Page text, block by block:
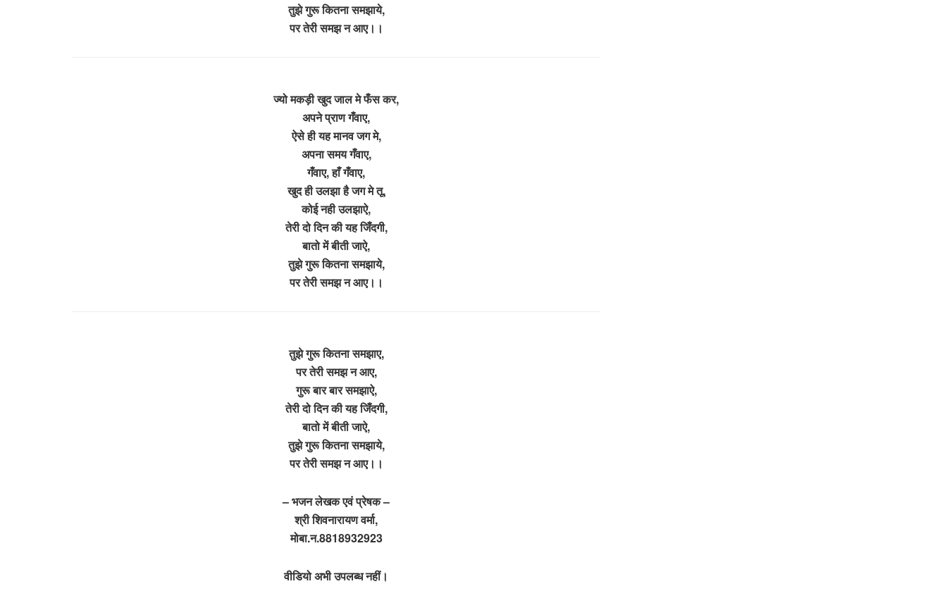
तुझे गुरू कितना समझाये,
पर तेरी समझ न आए।।
ज्यो मकड़ी खुद जाल मे फँस कर,
अपने प्राण गँवाए,
ऐसे ही यह मानव जग मे,
अपना समय गँवाए,
गँवाए, हाँ गँवाए,
खुद ही उलझा है जग मे तू,
कोई नही उलझाऐ,
तेरी दो दिन की यह जिँदगी,
बातो में बीती जाऐ,
तुझे गुरू कितना समझाये,
पर तेरी समझ न आए।।
तुझे गुरू कितना समझाए,
पर तेरी समझ न आए,
गुरू बार बार समझाऐ,
तेरी दो दिन की यह जिँदगी,
बातो में बीती जाऐ,
तुझे गुरू कितना समझाये,
पर तेरी समझ न आए।।
– भजन लेखक एवं प्रेषक –
श्री शिवनारायण वर्मा,
मोबा.न.8818932923
वीडियो अभी उपलब्ध नहीं।